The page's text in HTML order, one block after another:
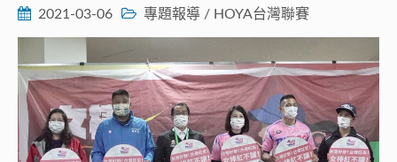
2021-03-06 專題報導 / HOYA台灣聯賽